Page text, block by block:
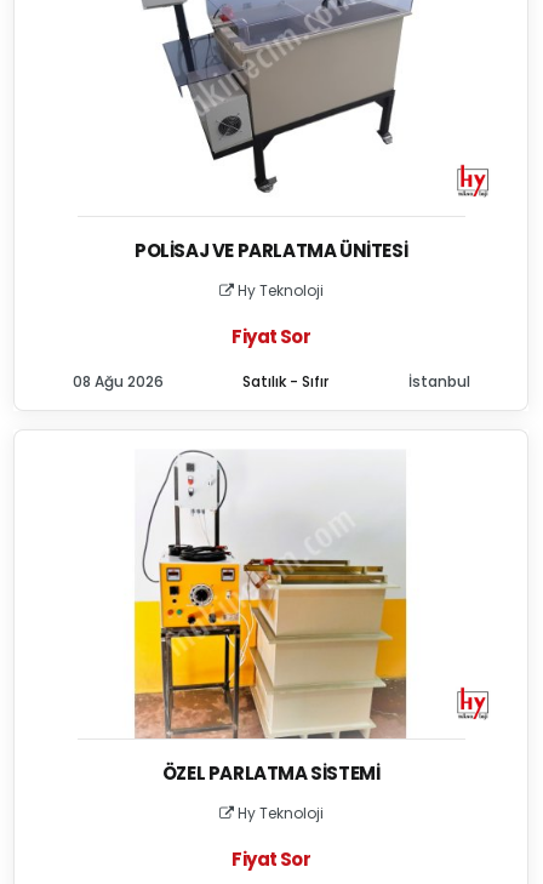
POLISAJ VE PARLATMA ÜNITESI
Hy Teknoloji
Fiyat Sor
Satılık - Sıfır
08 Ağu 2026 İstanbul
ÖZEL PARLATMA SISTEMI
Hy Teknoloji
Fiyat Sor